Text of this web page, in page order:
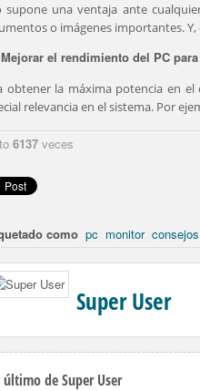
supone una ventaja ante
o imágenes importantes.
Mejorar el rendimiento del PC
obtener la máxima potencia en
relevancia en el sistema. Por
6137 veces
como pc monitor consejos
Super User
último de Super User